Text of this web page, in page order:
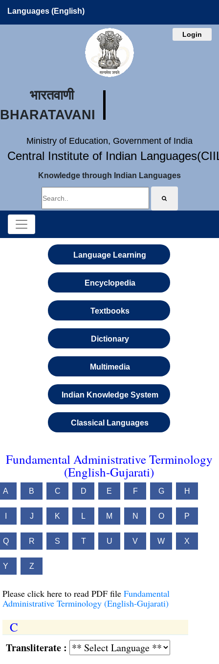
Languages (English)
Login
भारतवाणी
BHARATAVANI
Ministry of Education, Government of India
Central Institute of Indian
Knowledge through Indian Languages
Language Learning
Encyclopedia
Textbooks
Dictionary
Multimedia
Indian Knowledge System
Classical Languages
Fundamental Administrative Terminology
(English-Gujarati)
A B C D E F G H
J K L M N O P
Q R S T U V W X
Y Z
Please click here to read PDF file Fundamental
Administrative Terminology (English-Gujarati)
C
: